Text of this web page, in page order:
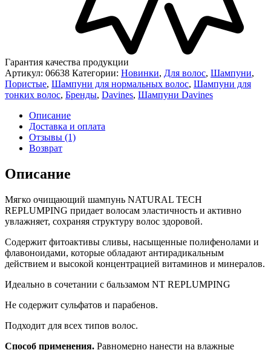
Гарантия качества продукции
Артикул: 06638 Категории: Новинки, Для волос, Шампуни,
Пористые, Шампуни для нормальных волос, Шампуни для
тонких волос, Бренды, Davines, Шампуни Davines
Описание
Доставка и оплата
Отзывы (1)
Возврат
Описание
Мягко очищающий шампунь NATURAL TECH
REPLUMPING придает волосам эластичность и активно
увлажняет, сохраняя структуру волос здоровой.
Содержит фитоактивы сливы, насыщенные полифенолами и
флавоноидами, которые обладают антирадикальным
действием и высокой концентрацией витаминов и минералов.
Идеально в сочетании с бальзамом NT REPLUMPING
Не содержит сульфатов и парабенов.
Подходит для всех типов волос.
Способ применения. Равномерно нанести на влажные